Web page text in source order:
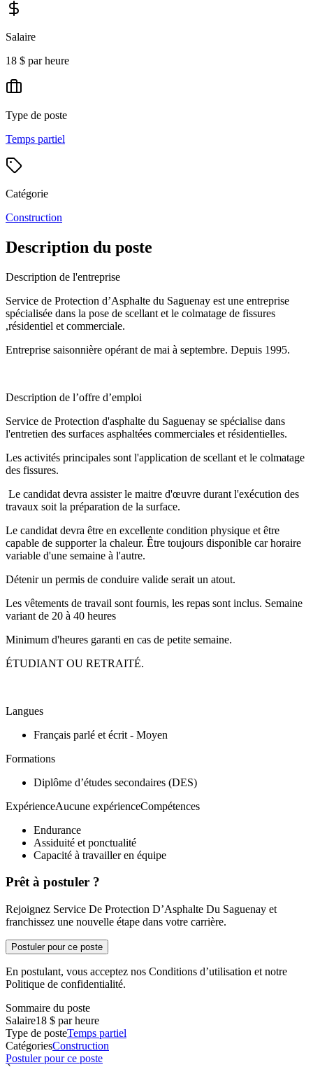
Salaire
18 $ par heure
Type de poste
Temps partiel
Catégorie
Construction
Description du poste
Description de l'entreprise
Service de Protection d’Asphalte du Saguenay est une entreprise
spécialisée dans la pose de scellant et le colmatage de fissures
,résidentiel et commerciale.
Entreprise saisonnière opérant de mai à septembre. Depuis 1995.
Description de l’offre d’emploi
Service de Protection d'asphalte du Saguenay se spécialise dans
l'entretien des surfaces asphaltées commerciales et résidentielles.
Les activités principales sont l'application de scellant et le colmatage
des fissures.
Le candidat devra assister le maitre d'œuvre durant l'exécution des
travaux soit la préparation de la surface.
Le candidat devra être en excellente condition physique et être
capable de supporter la chaleur. Être toujours disponible car horaire
variable d'une semaine à l'autre.
Détenir un permis de conduire valide serait un atout.
Les vêtements de travail sont fournis, les repas sont inclus. Semaine
variant de 20 à 40 heures
Minimum d'heures garanti en cas de petite semaine.
ÉTUDIANT OU RETRAITÉ.
Langues
Français parlé et écrit - Moyen
Formations
Diplôme d’études secondaires (DES)
ExpérienceAucune expérienceCompétences
Endurance
Assiduité et ponctualité
Capacité à travailler en équipe
Prêt à postuler ?
Rejoignez Service De Protection D’Asphalte Du Saguenay et
franchissez une nouvelle étape dans votre carrière.
Postuler pour ce poste
En postulant, vous acceptez nos Conditions d’utilisation et notre
Politique de confidentialité.
Sommaire du poste
Salaire18 $ par heure
Type de posteTemps partiel
CatégoriesConstruction
Postuler pour ce poste